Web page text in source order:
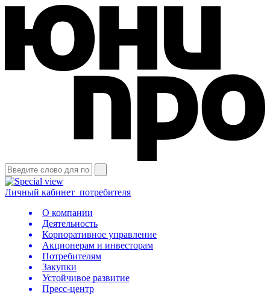
Личный кабинет потребителя
О компании
Деятельность
Корпоративное управление
Акционерам и инвесторам
Потребителям
Закупки
Устойчивое развитие
Пресс-центр